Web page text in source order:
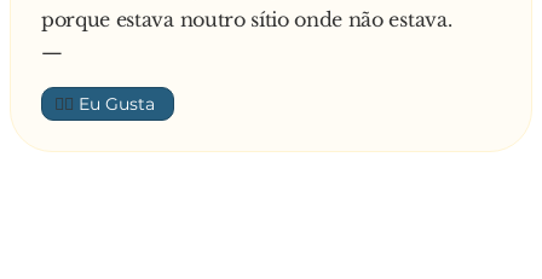
porque estava noutro sítio onde não estava.
—
👍🏼